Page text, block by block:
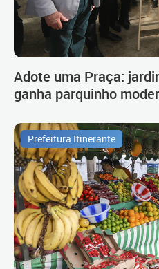
Adote uma Praça:
ganha parquinho
Prefeitura Itinerante